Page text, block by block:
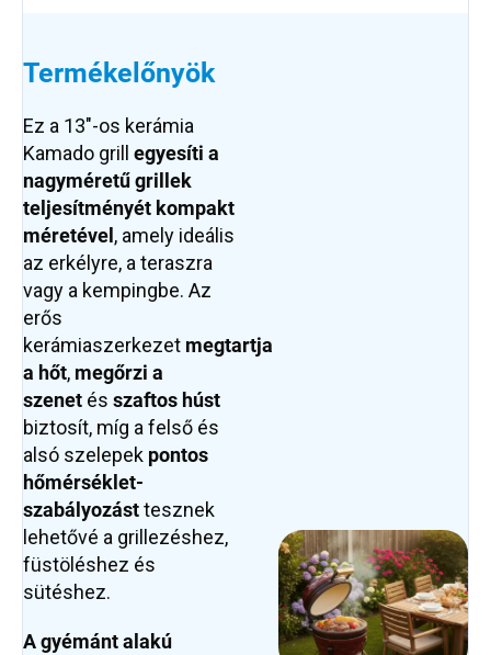
Termékelőnyök
Ez a 13"-os kerámia
Kamado grill egyesíti a
nagyméretű grillek
teljesítményét kompakt
méretével , amely ideális
az erkélyre, a teraszra
vagy a kempingbe. Az
erős
kerámiaszerkezet megtartja
a hőt, megőrzi a
szenet és szaftos húst
biztosít, míg a felső és
alsó szelepek pontos
hőmérséklet-
szabályozásttesznek
lehetővé a grillezéshez,
füstöléshez és
sütéshez.
A gyémánt alakú